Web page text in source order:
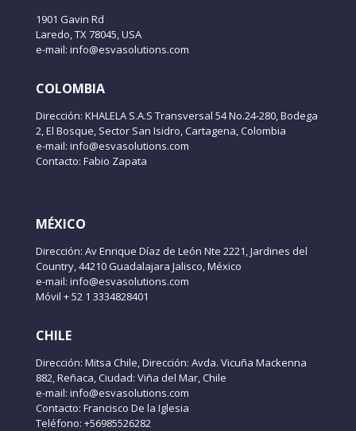
1901 Gavin Rd
Laredo, TX 78045, USA
e-mail: info@esvasolutions.com
COLOMBIA
Dirección: KHALELA S.A.S Transversal 54 No.24-280, Bodega
2, El Bosque, Sector San Isidro, Cartagena, Colombia
e-mail: info@esvasolutions.com
Contacto: Fabio Zapata
MÉXICO
Dirección: Av Enrique Díaz de León Nte 2221, Jardines del
Country, 44210 Guadalajara Jalisco, México
e-mail: info@esvasolutions.com
Móvil + 52 1 3334828401
CHILE
Dirección: Mitsa Chile, Dirección: Avda. Vicuña Mackenna
882, Reñaca, Ciudad: Viña del Mar, Chile
e-mail: info@esvasolutions.com
Contacto: Francisco De la Iglesia
Teléfono: +56985526282